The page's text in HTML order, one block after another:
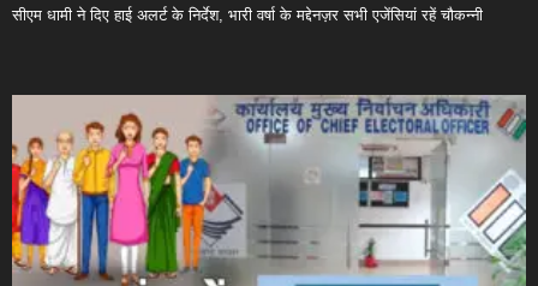
सीएम धामी ने दिए हाई अलर्ट के निर्देश, भारी वर्षा के मद्देनज़र सभी एजेंसियां रहें चौकन्नी